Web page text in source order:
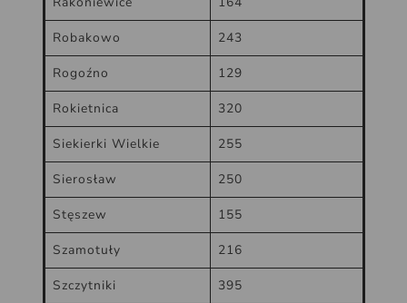
Robakowo 243
Rogoźno 129
Rokietnica 320
Siekierki Wielkie 255
Sierosław 250
Stęszew 155
Szamotuły 216
Szczytniki 395